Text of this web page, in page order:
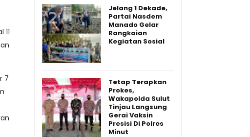
7
Jelang 1 Dekade,
Partai Nasdem
Manado Gelar
Rangkaian
Kegiatan Sosial
Tetap Terapkan
Prokes,
Wakapolda Sulut
Tinjau Langsung
Gerai Vaksin
Presisi Di Polres
Minut